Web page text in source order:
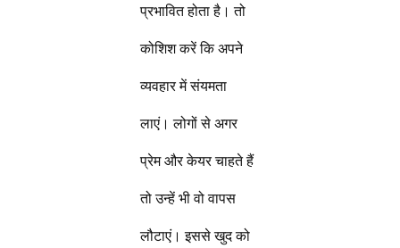
प्रभावित होता है। तो
कोशिश करें कि अपने
व्यवहार में संयमता
लाएं। लोगों से अगर
प्रेम और केयर चाहते हैं
तो उन्हें भी वो वापस
लौटाएं। इससे खुद को